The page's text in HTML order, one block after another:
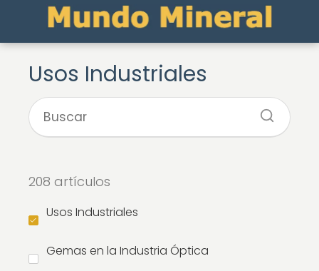
Usos Industriales
208 artículos
Usos Industriales
Gemas en la Industria Óptica